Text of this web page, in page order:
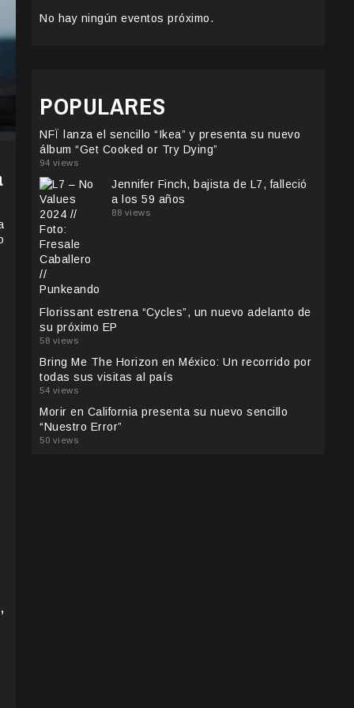
,
No hay ningún eventos próximo.
POPULARES
NFÏ lanza el sencillo “Ikea” y presenta su nuevo
álbum “Get Cooked or Try Dying”
94 views
Jennifer Finch, bajista de L7, falleció
a los 59 años
88 views
Florissant estrena “Cycles”, un nuevo adelanto de
su próximo EP
58 views
Bring Me The Horizon en México: Un recorrido por
todas sus visitas al país
54 views
Morir en California presenta su nuevo sencillo
“Nuestro Error”
50 views